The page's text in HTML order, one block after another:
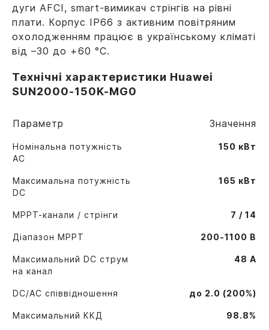
дуги AFCI, smart-вимикач стрінгів на рівні
плати. Корпус IP66 з активним повітряним
охолодженням працює в українському кліматі
від –30 до +60 °C.
Технічні характеристики Huawei
SUN2000-150K-MG0
Параметр Значення
Номінальна потужність
AC
150 кВт
Максимальна потужність
DC
165 кВт
MPPT-канали / стрінги 7 / 14
Діапазон MPPT 200-1100 В
Максимальний DC струм
на канал
48 А
DC/AC співвідношення до 2.0 (200%)
Максимальний ККД 98.8%